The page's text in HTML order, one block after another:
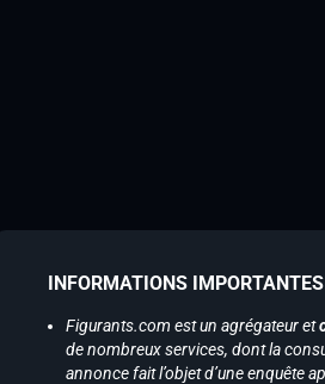
INFORMATIONS IMPORTANTES
Figurants.com est un agrégateur et
de nombreux services, dont la
annonce fait l’objet d’une enquête